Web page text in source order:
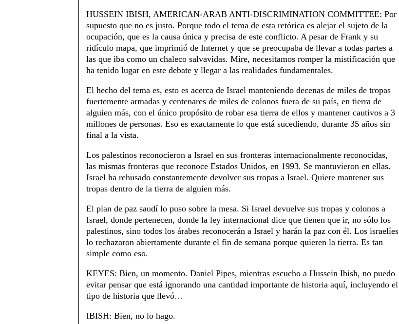
HUSSEIN IBISH, AMERICAN-ARAB ANTI-DISCRIMINATION COMMITTEE: Por
supuesto que no es justo. Porque todo el tema de esta retórica es alejar el sujeto de la
ocupación, que es la causa única y precisa de este conflicto. A pesar de Frank y su
ridículo mapa, que imprimió de Internet y que se preocupaba de llevar a todas partes a
las que iba como un chaleco salvavidas. Mire, necesitamos romper la mistificación que
ha tenido lugar en este debate y llegar a las realidades fundamentales.
El hecho del tema es, esto es acerca de Israel manteniendo decenas de miles de tropas
fuertemente armadas y centenares de miles de colonos fuera de su país, en tierra de
alguien más, con el único propósito de robar esa tierra de ellos y mantener cautivos a 3
millones de personas. Eso es exactamente lo que está sucediendo, durante 35 años sin
final a la vista.
Los palestinos reconocieron a Israel en sus fronteras internacionalmente reconocidas,
las mismas fronteras que reconoce Estados Unidos, en 1993. Se mantuvieron en ellas.
Israel ha rehusado constantemente devolver sus tropas a Israel. Quiere mantener sus
tropas dentro de la tierra de alguien más.
El plan de paz saudí lo puso sobre la mesa. Si Israel devuelve sus tropas y colonos a
Israel, donde pertenecen, donde la ley internacional dice que tienen que ir, no sólo los
palestinos, sino todos los árabes reconocerán a Israel y harán la paz con él. Los israelíes
lo rechazaron abiertamente durante el fin de semana porque quieren la tierra. Es tan
simple como eso.
KEYES: Bien, un momento. Daniel Pipes, mientras escucho a Hussein Ibish, no puedo
evitar pensar que está ignorando una cantidad importante de historia aquí, incluyendo el
tipo de historia que llevó…
IBISH: Bien, no lo hago.